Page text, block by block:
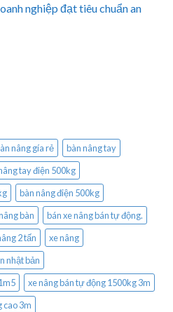
nghiệp đạt tiêu chuẩn an
nâng gía rẻ
bàn nâng tay
tay điện 500kg
bàn nâng điện 500kg
bàn
bán xe nâng bán tự động.
2 tấn
xe nâng
nhật bản
xe nâng bán tự động 1500kg 3m
cao 3m